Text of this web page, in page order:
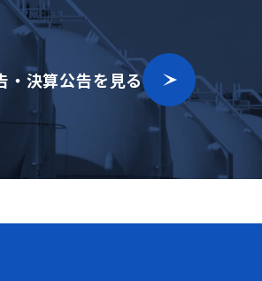
・決算公告を見る